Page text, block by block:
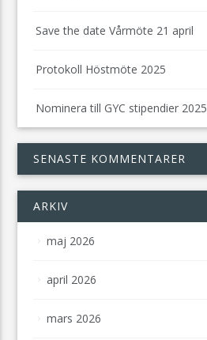
Save the date Vårmöte 21 april
Protokoll Höstmöte 2025
Nominera till GYC stipendier 2025
SENASTE KOMMENTARER
ARKIV
maj 2026
april 2026
mars 2026